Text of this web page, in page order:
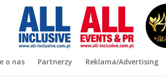
o nas Partnerzy Reklama/Advertising